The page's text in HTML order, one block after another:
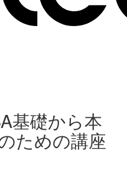
基礎から本
ための講座